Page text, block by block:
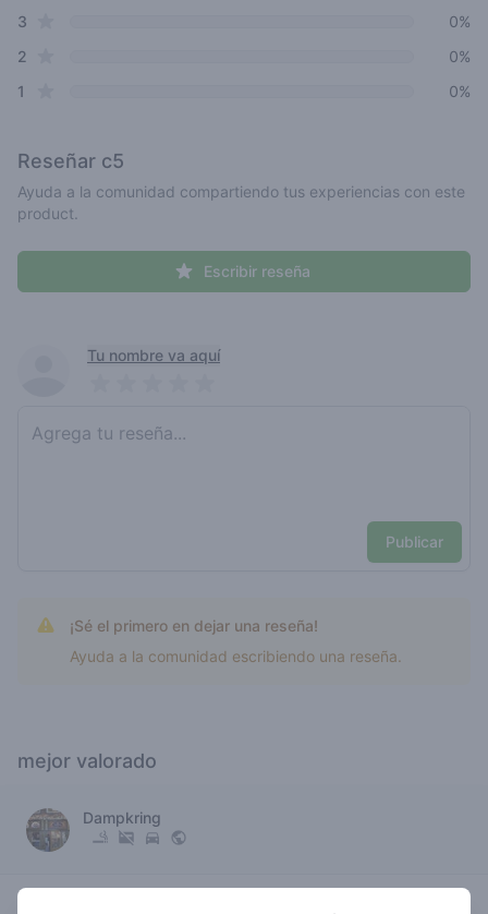
3
0%
2
0%
1
0%
Reseñar c5
Ayuda a la comunidad compartiendo tus experiencias con este
product.
Escribir reseña
Recent reviewsTu nombre va aquí
Publicar
¡Sé el primero en dejar una reseña!
Ayuda a la comunidad escribiendo una reseña.
mejor valorado
Dampkring